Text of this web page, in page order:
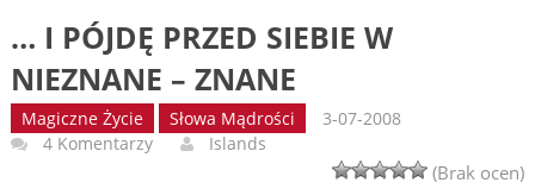
… I PÓJDĘ PRZED SIEBIE W
NIEZNANE – ZNANE
Magiczne Życie Słowa Mądrości
3-07-2008
4 Komentarzy
Islands
(Brak ocen)